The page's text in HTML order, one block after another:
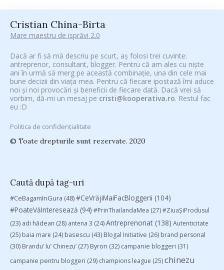
Cristian China-Birta
Mare maestru de isprăvi 2.0
Dacă ar fi să mă descriu pe scurt, aș folosi trei cuvinte:
antreprenor, consultant, blogger. Pentru că am ales cu niște
ani în urmă să merg pe această combinație, una din cele mai
bune decizii din viața mea. Pentru că fiecare ipostază îmi aduce
noi și noi provocări și beneficii de fiecare dată. Dacă vrei să
vorbim, dă-mi un mesaj pe cristi@kooperativa.ro. Restul fac
eu :D
Politica de confidențialitate
© Toate drepturile sunt rezervate. 2020
Caută după tag-uri
#CeBagamInGura (48)#CeVrăjiMaiFacBloggerii (104)
#PoateVăInteresează (94) #PrinThailandaMea (27)#ZiuaȘiProdusul
(23) adi hădean (28) antena 3 (24)Antreprenoriat (138) Autenticitate
(25) baia mare (24) basescu (43) Blogal Initiative (26) brand personal
(30) Brandu’ lu’ Chinezu’ (27) Byron (32) campanie bloggeri (31)
campanie pentru bloggeri (29) champions league (25)chinezu